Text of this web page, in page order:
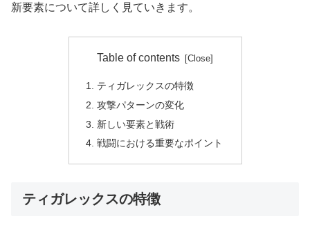
新要素について詳しく見ていきます。
Table of contents
ティガレックスの特徴
攻撃パターンの変化
新しい要素と戦術
戦闘における重要なポイント
ティガレックスの特徴